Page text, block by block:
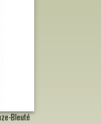
Bleuté